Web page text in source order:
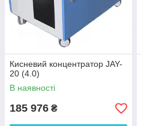
Кисневий концентратор JAY-
20 (4.0)
В наявності
185 976 ₴